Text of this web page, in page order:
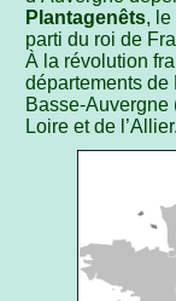
Plantagenêts, le
parti du roi de
À la révolution
départements de
Basse-Auvergne
Loire et de l’Allier.